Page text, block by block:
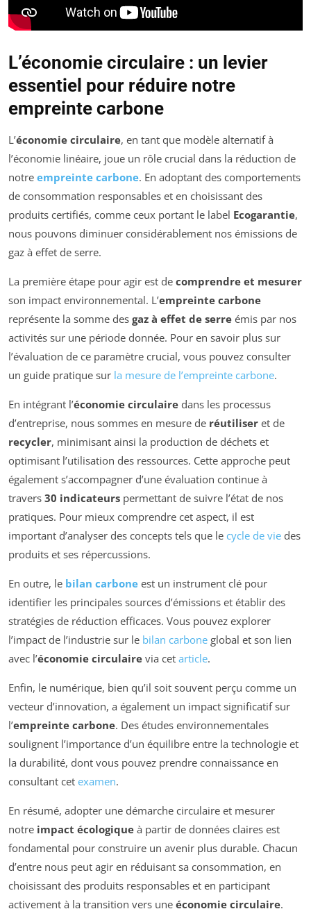
L’économie circulaire : un levier
essentiel pour réduire notre
empreinte carbone
L’économie circulaire, en tant que modèle alternatif à
l’économie linéaire, joue un rôle crucial dans la réduction de
notre empreinte carbone. En adoptant des comportements
de consommation responsables et en choisissant des
produits certifiés, comme ceux portant le label Ecogarantie,
nous pouvons diminuer considérablement nos émissions de
gaz à effet de serre.
La première étape pour agir est de comprendre et mesurer
son impact environnemental. L’empreinte carbone
représente la somme des gaz à effet de serre émis par nos
activités sur une période donnée. Pour en savoir plus sur
l’évaluation de ce paramètre crucial, vous pouvez consulter
un guide pratique sur la mesure de l’empreinte carbone.
En intégrant l’économie circulaire dans les processus
d’entreprise, nous sommes en mesure de réutiliser et de
recycler, minimisant ainsi la production de déchets et
optimisant l’utilisation des ressources. Cette approche peut
également s’accompagner d’une évaluation continue à
travers 30 indicateurs permettant de suivre l’état de nos
pratiques. Pour mieux comprendre cet aspect, il est
important d’analyser des concepts tels que le cycle de vie des
produits et ses répercussions.
En outre, le bilan carbone est un instrument clé pour
identifier les principales sources d’émissions et établir des
stratégies de réduction efficaces. Vous pouvez explorer
l’impact de l’industrie sur le bilan carbone global et son lien
avec l’économie circulaire via cet article.
Enfin, le numérique, bien qu’il soit souvent perçu comme un
vecteur d’innovation, a également un impact significatif sur
l’empreinte carbone. Des études environnementales
soulignent l’importance d’un équilibre entre la technologie et
la durabilité, dont vous pouvez prendre connaissance en
consultant cet examen.
En résumé, adopter une démarche circulaire et mesurer
notre impact écologique à partir de données claires est
fondamental pour construire un avenir plus durable. Chacun
d’entre nous peut agir en réduisant sa consommation, en
choisissant des produits responsables et en participant
activement à la transition vers une économie circulaire.